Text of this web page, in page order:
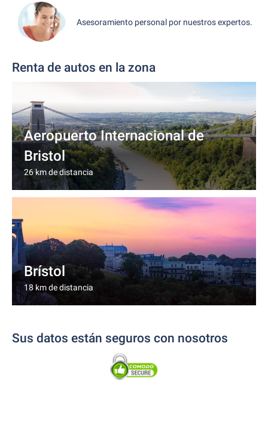
Asesoramiento personal por nuestros expertos.
Renta de autos en la zona
Aeropuerto Internacional de
Bristol
26 km de distancia
Brístol
18 km de distancia
Sus datos están seguros con nosotros